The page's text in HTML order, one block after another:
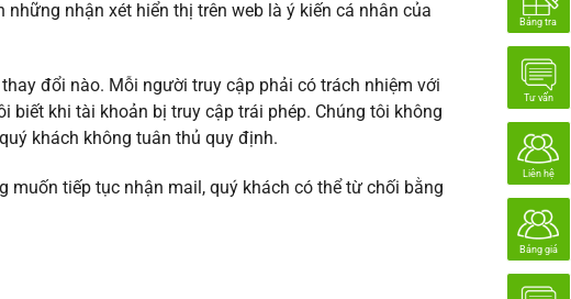
nhận xét hiển thị trên web là ý kiến cá nhân của
đổi nào. Mỗi người truy cập phải có trách nhiệm với
biết khi tài khoản bị truy cập trái phép. Chúng tôi không
khách không tuân thủ quy định.
muốn tiếp tục nhận mail, quý khách có thể từ chối bằng
Bảng tra
Tư vấn
Liên hệ
Bảng giá